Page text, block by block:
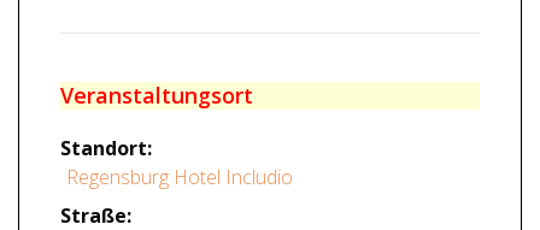
Veranstaltungsort
Standort:
Regensburg Hotel Includio
Straße: